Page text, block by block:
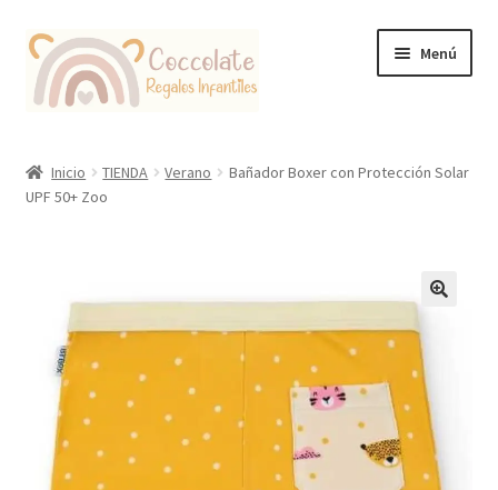
Ir
la
Ir
contenido
Menú
Coccolate Puericultura y Juguetería Educativa
Inicio TIENDA Verano
Bañador Boxer con Protección Solar
UPF 50+ Zoo